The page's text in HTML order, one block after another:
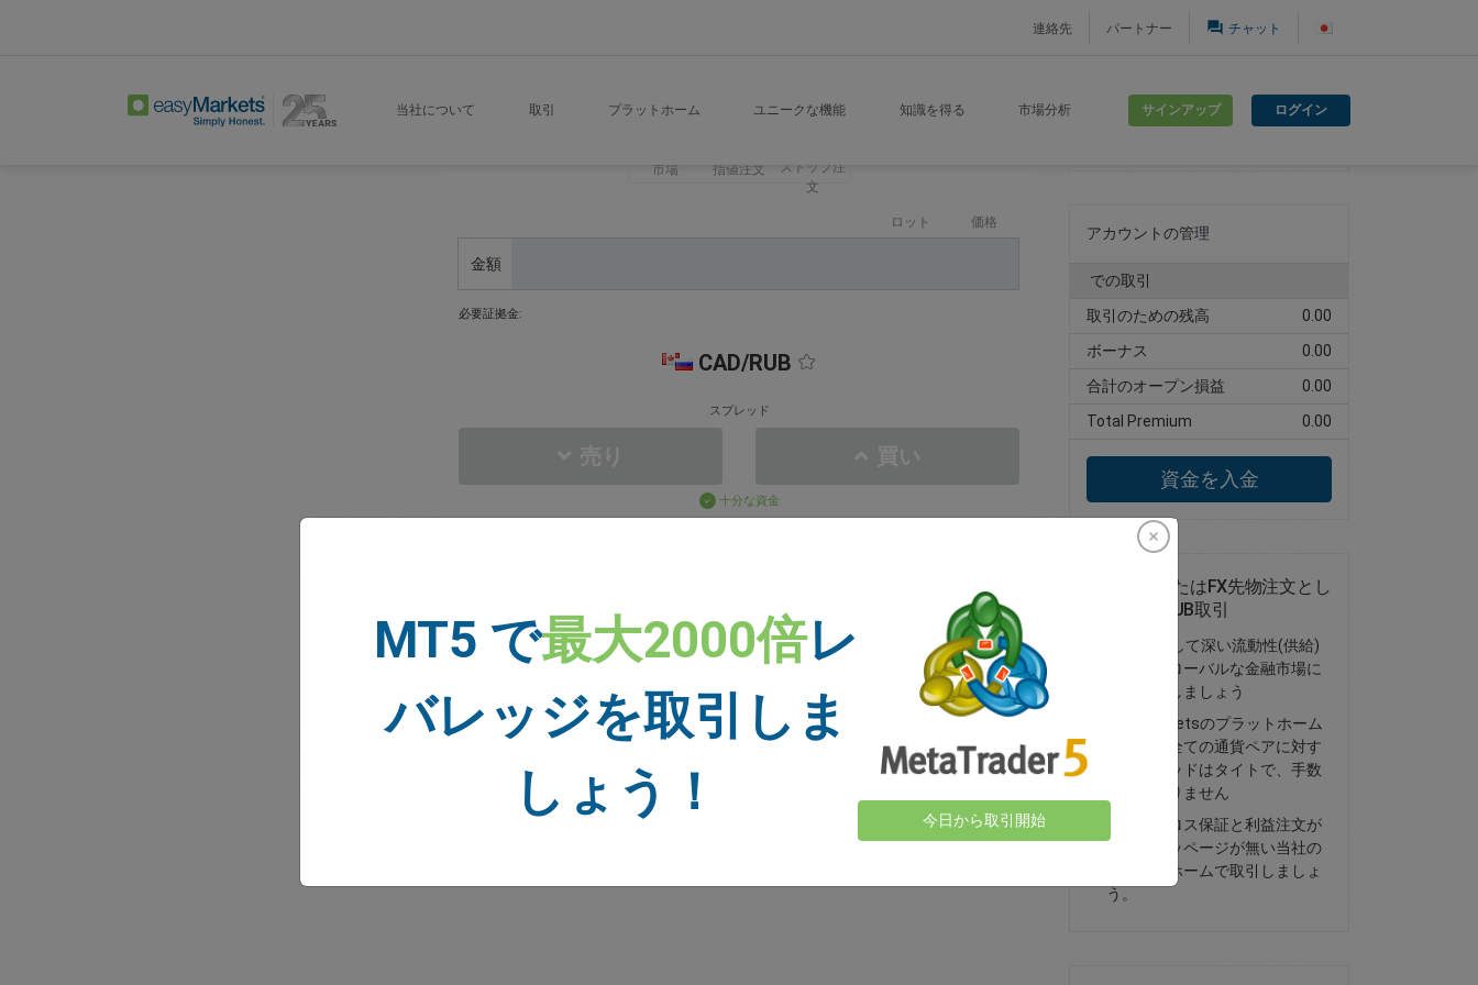
連絡先 パートナー question_answer チャット
当社について 取引 プラットホーム ユニークな機能 知識を得る 市場分析 サインアップ ログイン
市場 指値注文
ストップ注
文
ロット 価格
金額
必要証拠金:
CAD/RUB
スプレッド
十分な資金
市場ニュース
詳細を表示＞
取引アカウントの作成
アカウントの管理
での取引
取引のための残高
0.00
ボーナス
0.00
合計のオープン損益
0.00
Total Premium
0.00
資金を入金
スポットまたはFX先物注文とし
てのCAD/RUB取引
FXを取引して深い流動性(供給)
を持つグローバルな金融市場に
アクセスしましょう
easyMarketsのプラットホーム
における全ての通貨ペアに対す
るスプレッドはタイトで、手数
料はかかりません
ストップロス保証と利益注文が
ありスリッページが無い当社の
プラットホームで取引しましょ
う。
MT5 で最大2000倍レ
バレッジを取引しま
しょう！
今日から取引開始